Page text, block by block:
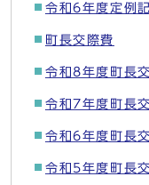
令和6年度定例
町長交際費
令和8年度町長
令和7年度町長
令和6年度町長
令和5年度町長